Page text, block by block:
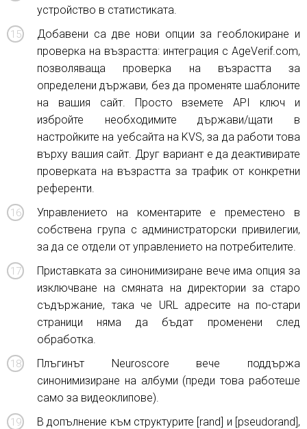
устройство в статистиката.
Добавени са две нови опции за геоблокиране и
проверка на възрастта: интеграция с AgeVerif.com,
позволяваща проверка на възрастта за
определени държави, без да променяте шаблоните
на вашия сайт. Просто вземете API ключ и
избройте необходимите държави/щати в
настройките на уебсайта на KVS, за да работи това
върху вашия сайт. Друг вариант е да деактивирате
проверката на възрастта за трафик от конкретни
референти.
Управлението на коментарите е преместено в
собствена група с администраторски привилегии,
за да се отдели от управлението на потребителите.
Приставката за синонимизиране вече има опция за
изключване на смяната на директории за старо
съдържание, така че URL адресите на по-стари
страници няма да бъдат променени след
обработка.
Плъгинът Neuroscore вече поддържа
синонимизиране на албуми (преди това работеше
само за видеоклипове).
В допълнение към структурите [rand] и [pseudorand],